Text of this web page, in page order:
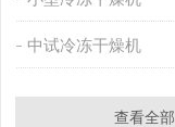
中试冷冻干燥机
查看全部